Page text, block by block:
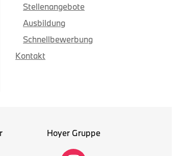
Stellenangebote
Ausbildung
Schnellbewerbung
Kontakt
Hoyer Gruppe